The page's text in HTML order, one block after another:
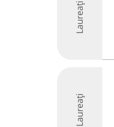
Laureați
Laureați